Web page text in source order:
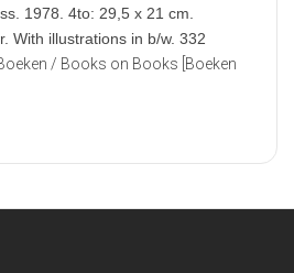
1978. 4to: 29,5 x 21 cm.
With illustrations in b/w. 332
/ Books on Books [Boeken